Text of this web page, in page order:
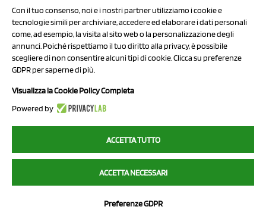
Privacy Policy
Cookie Policy
Chi Siamo
2023 NCX Drahorad srl - All rights reserved
myfruit.it è parte del network diNCX DRAHORAD
NCX Drahorad - Via Provinciale Vignola-Sassuolo 315/1 - 41057
Con il tuo consenso, noi e i nostri partner utilizziamo i cookie e
tecnologie simili per archiviare, accedere ed elaborare i dati personali
come, ad esempio, la visita al sito web o la personalizzazione degli
annunci. Poiché rispettiamo il tuo diritto alla privacy, è possibile
scegliere di non consentire alcuni tipi di cookie. Clicca su preferenze
GDPR per saperne di più.
Visualizza la Cookie Policy Completa
Powered by
ACCETTA TUTTO
ACCETTA NECESSARI
Preferenze GDPR